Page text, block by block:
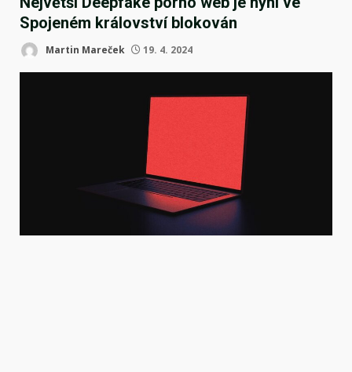
Spojeném království blokován
Martin Mareček 19. 4. 2024